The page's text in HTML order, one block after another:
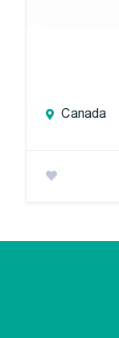
Canada